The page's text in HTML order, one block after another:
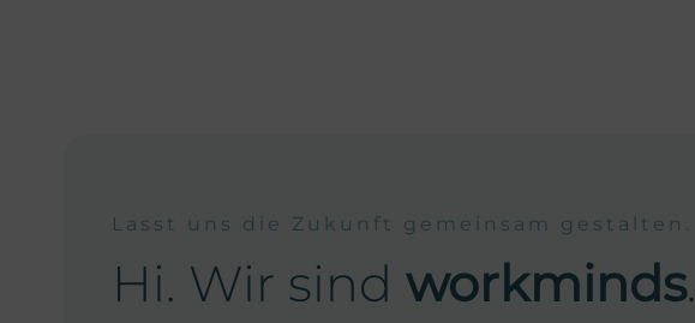
Lasst uns die Zukunft gemeinsam gestalten.
Hi. Wir sind workminds.